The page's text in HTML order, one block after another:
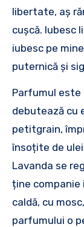
libertate, aș
cușcă. Iubesc
iubesc pe
puternică și
Parfumul este
debutează cu
petitgrain,
însoțite de ulei
Lavanda se
ține companie
caldă, cu
parfumului o